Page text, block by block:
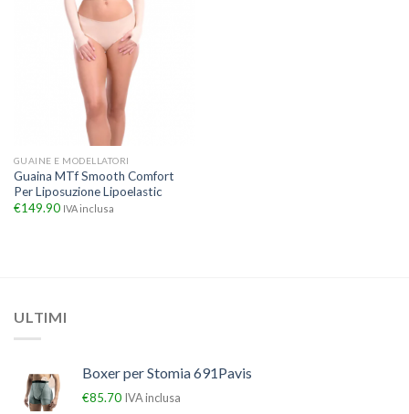
GUAINE E MODELLATORI
Guaina MTf Smooth Comfort
Per Liposuzione Lipoelastic
€149.90 IVA inclusa
ULTIMI
Boxer per Stomia 691Pavis
€85.70 IVA inclusa